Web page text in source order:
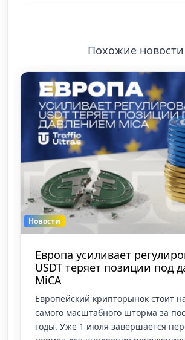
Похожие новости
Новости
Европа усиливает
USDT теряет позиции под
MiCA
Европейский крипторынок стоит
самого масштабного шторма за
годы. Уже 1 июля завершается